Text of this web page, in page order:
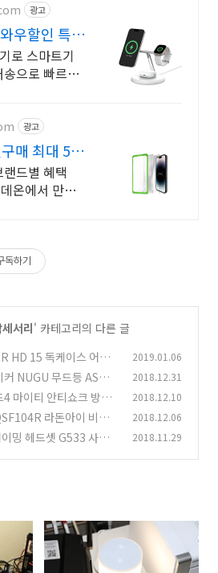
광고
우할인 특가
로 스마트기
으로 빠르게!
광고
매 최대 5천
드별 혜택
온에서 만나
독하기
서리' 카테고리의 다른 글
HD 15 독케이스 어댑
(4)
2019.01.06
NUGU 무드등 ASMR
2018.12.31
마이티 안티쇼크 방탄
2018.12.10
라돈아이 비교
2018.12.06
밍 헤드셋 G533 사운
2018.11.29